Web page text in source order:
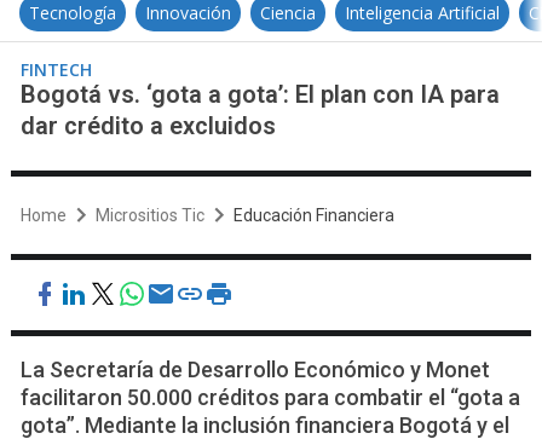
Tecnología Innovación Ciencia Inteligencia Artificial
FINTECH
Bogotá vs. ‘gota a gota’: El plan con IA para
dar crédito a excluidos
Home Micrositios Tic Educación Financiera
La Secretaría de Desarrollo Económico y Monet
facilitaron 50.000 créditos para combatir el “gota a
gota”. Mediante la inclusión financiera Bogotá y el